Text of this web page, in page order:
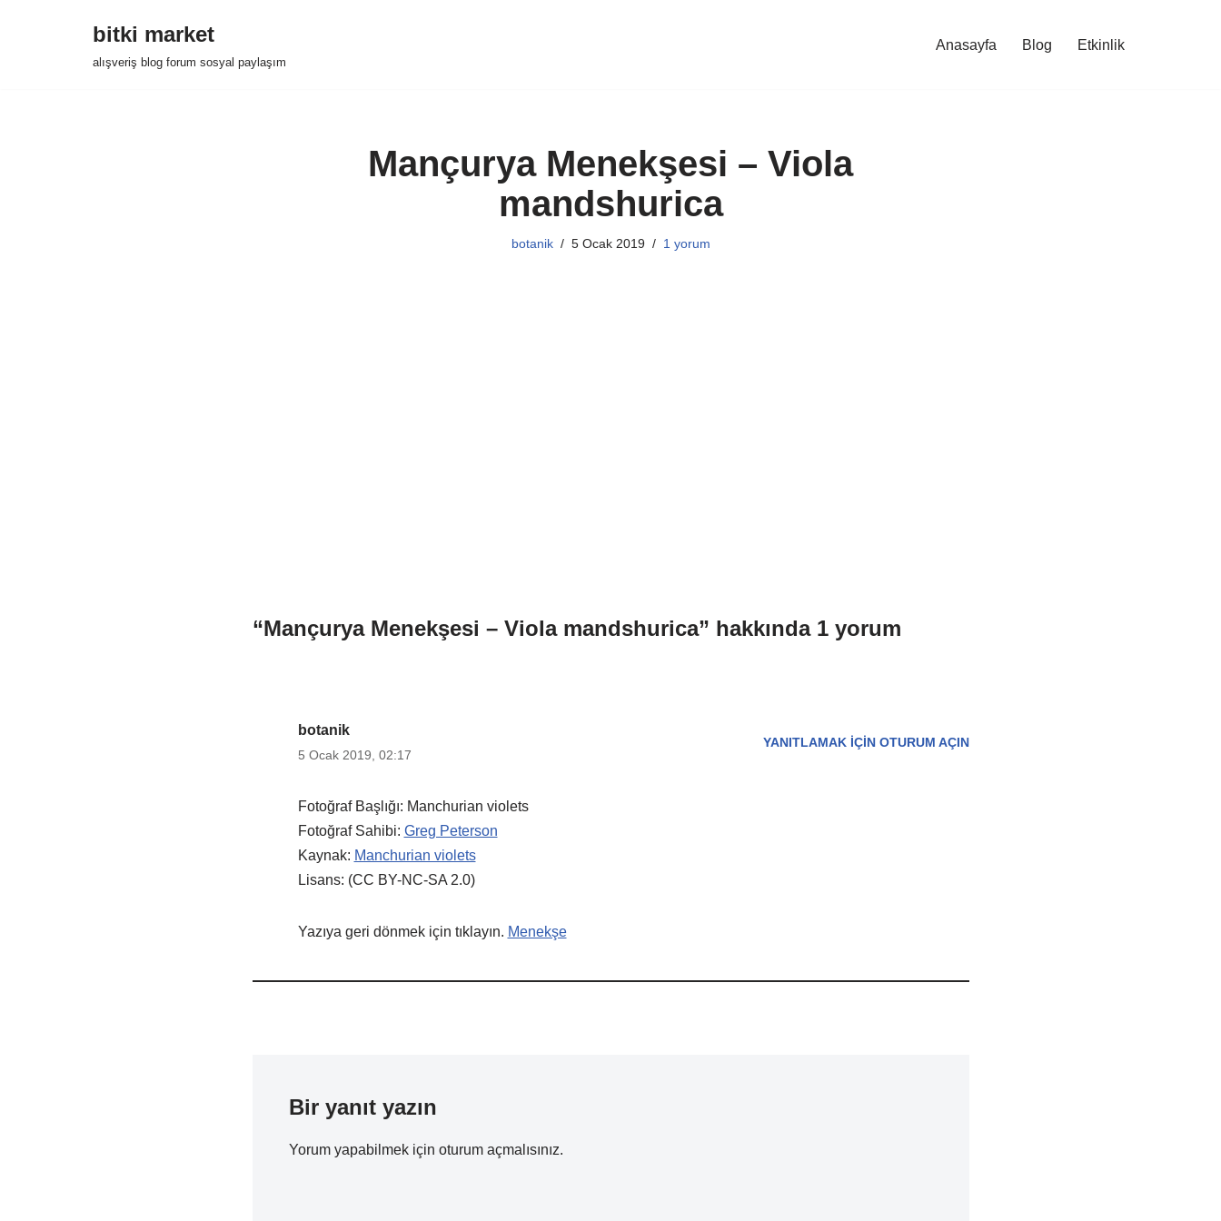
bitki market
alışveriş blog forum sosyal paylaşım
Anasayfa Blog Etkinlik
Mançurya Menekşesi – Viola
mandshurica
botanik 5 Ocak 2019 1 yorum
“Mançurya Menekşesi – Viola mandshurica” hakkında 1 yorum
botanik
5 Ocak 2019, 02:17
YANITLAMAK IÇIN OTURUM AÇIN
Fotoğraf Başlığı: Manchurian violets
Fotoğraf Sahibi: Greg Peterson
Kaynak: Manchurian violets
Lisans: (CC BY-NC-SA 2.0)
Yazıya geri dönmek için tıklayın. Menekşe
Bir yanıt yazın
Yorum yapabilmek için oturum açmalısınız.